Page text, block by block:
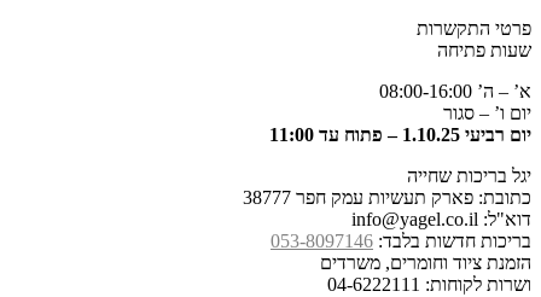
פרטי התקשרות
שעות פתיחה
א’ – ה’ 08:00-16:00
יום ו’ – סגור
יום רביעי 1.10.25 – פתוח עד 11:00
יגל בריכות שחייה
כתובת: פארק תעשיות עמק חפר 38777
דוא"ל: info@yagel.co.il
בריכות חדשות בלבד: 053-8097146
הזמנת ציוד וחומרים, משרדים
ושרות לקוחות: 04-6222111